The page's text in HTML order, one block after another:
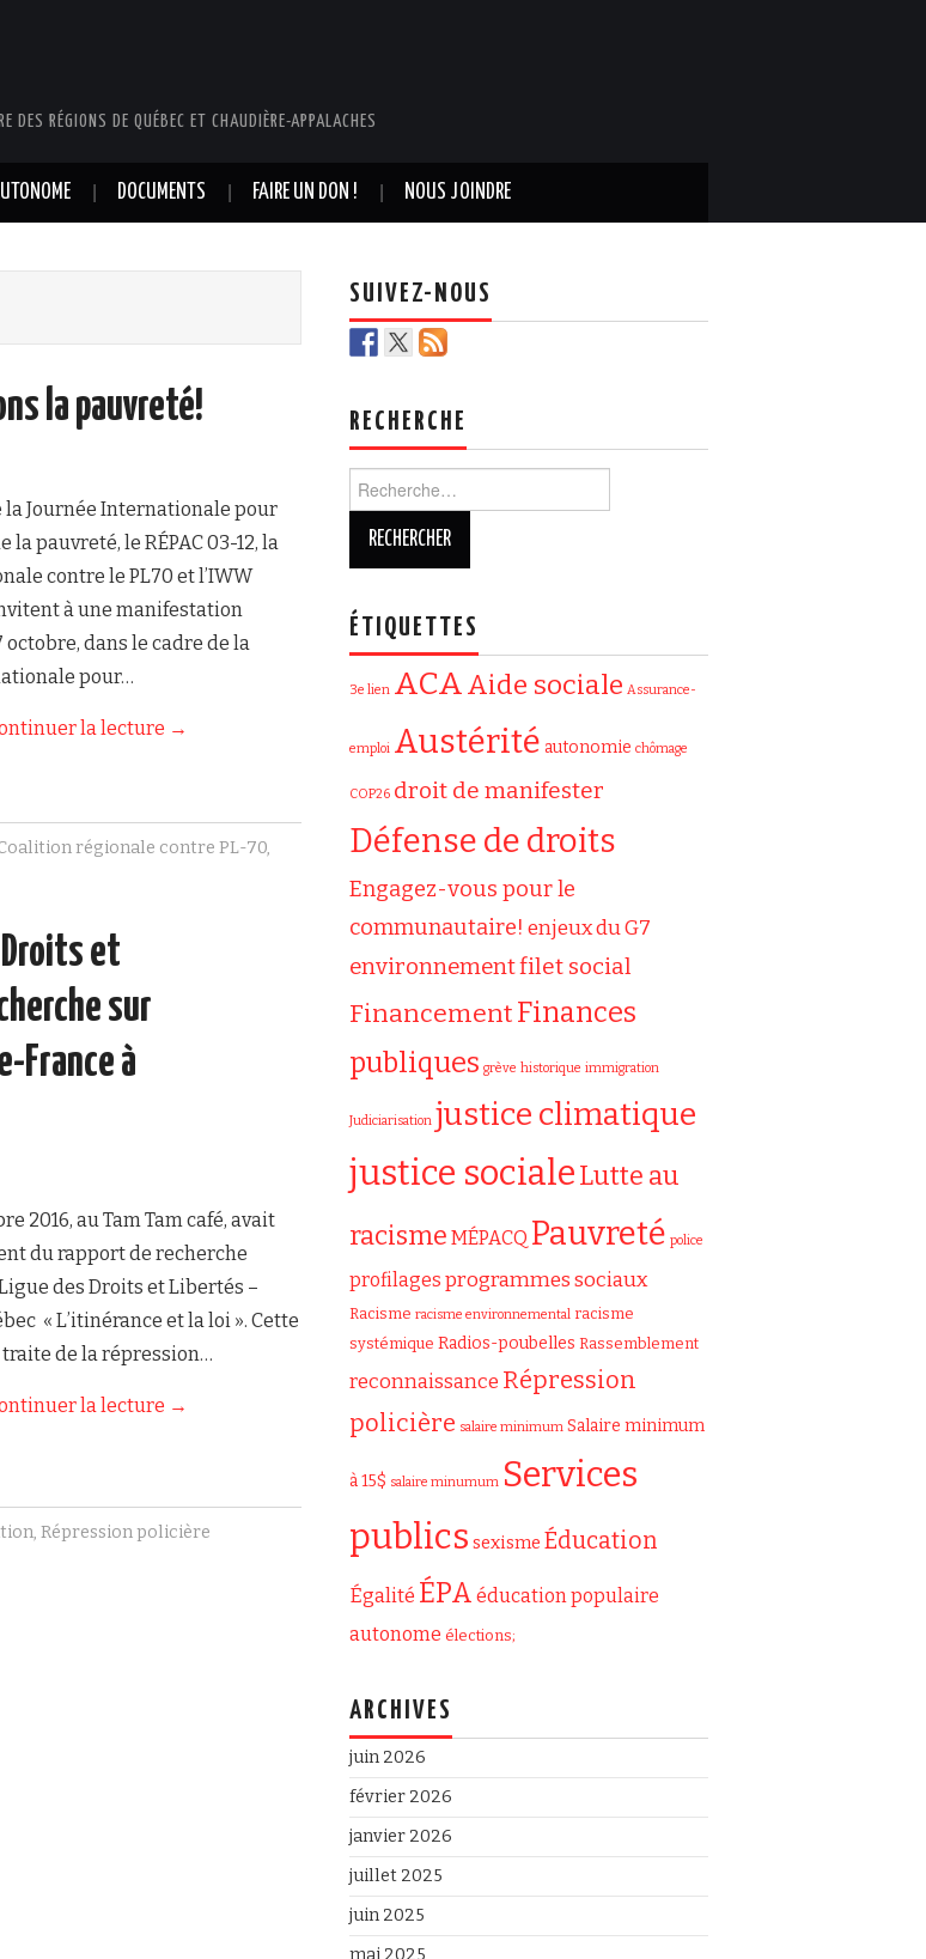
DES RÉGIONS DE QUÉBEC ET CHAUDIÈRE-APPALACHES
DOCUMENTS FAIRE UN DON ! NOUS JOINDRE
la pauvreté!
la Journée Internationale pour
la pauvreté, le RÉPAC 03-12, la
contre le PL70 et l’IWW
à une manifestation
octobre, dans le cadre de la
pour…
la lecture →
régionale contre PL-70,
Droits et
sur
France à
2016, au Tam Tam café, avait
du rapport de recherche
des Droits et Libertés –
« L’itinérance et la loi ». Cette
de la répression…
la lecture →
, Répression policière
SUIVEZ-NOUS
RECHERCHE
ÉTIQUETTES
3e lien ACAAide sociale Assurance-
emploi Austérité autonomie chômage
COP26 droit de manifester
Défense de droits
Engagez-vous pour le
communautaire! enjeux du G7
environnementfilet social
FinancementFinances
publiques grève historique immigration
Judiciarisation justice climatique
justice socialeLutte au
racisme MÉPACQ Pauvreté police
profilages programmes sociaux
Racisme racisme environnemental racisme
systémique Radios-poubelles Rassemblement
reconnaissance Répression
policière salaire minimum Salaire minimum
à 15$ salaire minumum Services
publics sexisme Éducation
Égalité ÉPA éducation populaire
autonome élections;
ARCHIVES
juin 2026
février 2026
janvier 2026
juillet 2025
juin 2025
mai 2025